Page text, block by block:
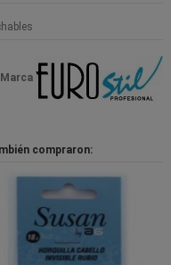
Marca
compraron: